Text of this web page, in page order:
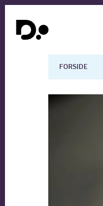
FORSIDE